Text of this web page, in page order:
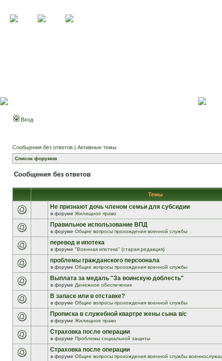
Вход
Сообщения без ответов | Активные темы
Список форумов
Сообщения без ответов
Темы
Не признают дочь членом семьи для субсидии
в форуме Жилищное право
Правильное использование ВПД
в форуме Общие вопросы прохождения военной службы
перевод и ипотека
в форуме "Военная ипотека" (старая редакция)
проблемы гражданского персоонала
в форуме Общие вопросы прохождения военной службы
Выплата за медаль "За воинскую доблесть"
в форуме Денежное обеспечение
В запасе или в отставке?
в форуме Общие вопросы прохождения военной службы
Прописка в служебной квартре жены сына в/с
в форуме Жилищное право
Страховка после операции
в форуме Проблемы социальной защиты
Страховка после операции
в форуме Общие вопросы прохождения военной службы